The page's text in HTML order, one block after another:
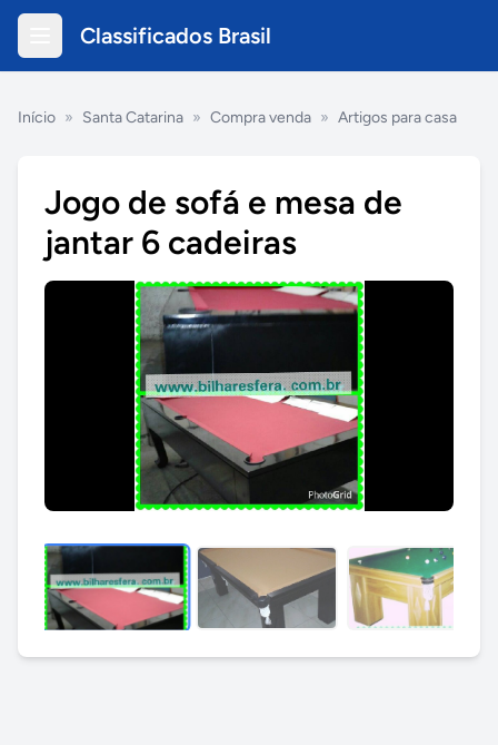
Classificados Brasil
Início » Santa Catarina » Compra venda » Artigos para casa
Jogo de sofá e mesa de
jantar 6 cadeiras